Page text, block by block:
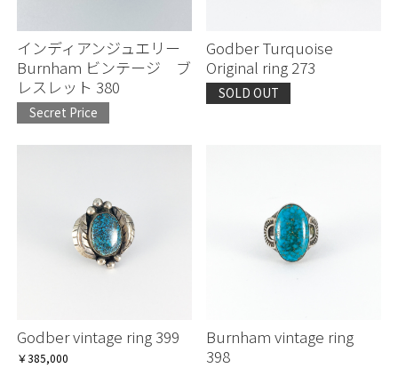
インディアンジュエリー
Burnham ビンテージ ブ
レスレット 380
Secret Price
Godber Turquoise
Original ring 273
SOLD OUT
Godber vintage ring 399
￥385,000
Burnham vintage ring
398